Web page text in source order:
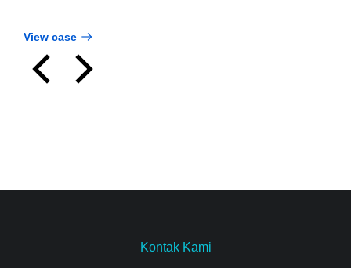
View case
Kontak Kami